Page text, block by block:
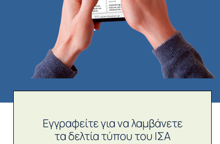
Εγγραφείτε για να λαμβάνετε
τα δελτία τύπου του ΙΣΑ